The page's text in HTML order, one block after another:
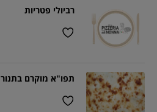
רביולי פטריות
תפו"א מוקרם בתנור